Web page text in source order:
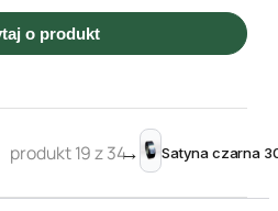
o produkt
produkt 19 z 34→